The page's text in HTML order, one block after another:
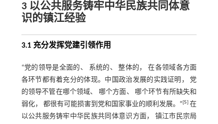
3 以公共服务铸牢中华民族共同体意
识的镇江经验
3.1 充分发挥党建引领作用
“党的领导是全面的、 系统的、 整体的， 在各领域各方面
各环节都有着充分的体现。中国政治发展的实践证明， 党
的领导不管在哪个领域、 哪个方面、 哪个环节有所缺失和
弱化， 都很有可能损害到党和国家事业的顺利发展。”[5] 在
以公共服务铸牢中华民族共同体意识方面， 镇江市民宗局